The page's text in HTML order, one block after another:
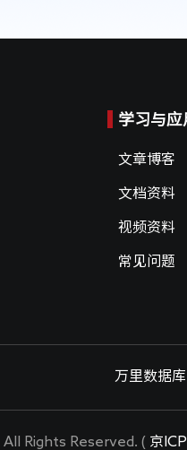
学习与应
文章博客
文档资料
视频资料
常见问题
万里数据库
Rights Reserved. ( 京